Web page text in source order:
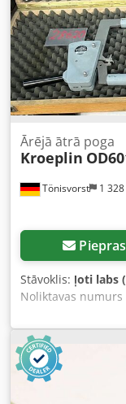
Tönisvorst 1
Ārējā ātrā poga
Kroeplin
Stāvoklis: ļoti labs
Noliktavas numurs
Ražotājs: Kroeplin
Mērīšanas
mm Iepakots koka